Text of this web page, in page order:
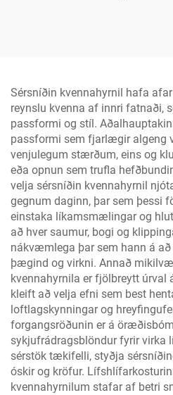
Sérsníðin kvennahyrnil hafa
reynslu kvenna af innri fatnaði,
passformi og stíl.
passformi sem fjarlægir algeng
venjulegum stærðum, eins og
eða opnun sem trufla
velja sérsníðin kvennahyrnil
gegnum daginn, þar sem þessi
einstaka líkamsmælingar og
að hver saumur, bogi og
nákvæmlega þar sem hann á
þægind og virkni. Annað
kvennahyrnila er fjölbreytt úrval
kleift að velja efni sem best
loftlagskynningar og
forgangsröðunin er á
sykjufrádragsblöndur fyrir virka
sérstök tækifelli, styðja
óskir og kröfur.
kvennahyrnilum stafar af betri